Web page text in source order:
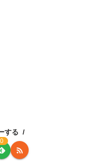
する
0